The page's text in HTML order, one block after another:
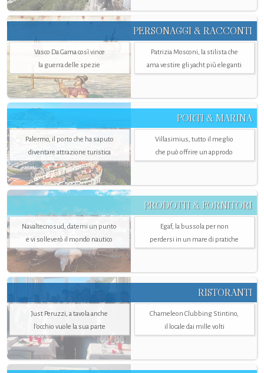
PERSONAGGI & RACCONTI
Vasco Da Gama così vince
la guerra delle spezie
Patrizia Mosconi, la stilista che
ama vestire gli yacht più eleganti
PORTI & MARINA
Palermo, il porto che ha saputo
diventare attrazione turistica
Villasimius, tutto il meglio
che può offrire un approdo
PRODOTTI & FORNITORI
Navaltecnosud, datemi un punto
e vi solleverò il mondo nautico
Egaf, la bussola per non
perdersi in un mare di pratiche
RISTORANTI
Just Peruzzi, a tavola anche
l’occhio vuole la sua parte
Chameleon Clubbing Stintino,
il locale dai mille volti